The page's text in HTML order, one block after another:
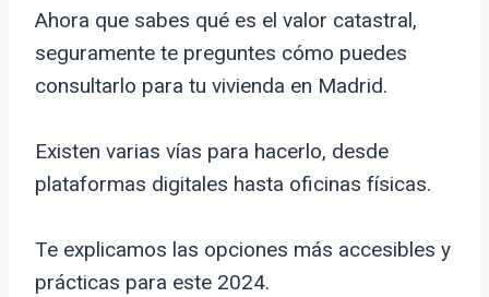
Ahora que sabes qué es el valor catastral,
seguramente te preguntes cómo puedes
consultarlo para tu vivienda en Madrid.
Existen varias vías para hacerlo, desde
plataformas digitales hasta oficinas físicas.
Te explicamos las opciones más accesibles y
prácticas para este 2024.